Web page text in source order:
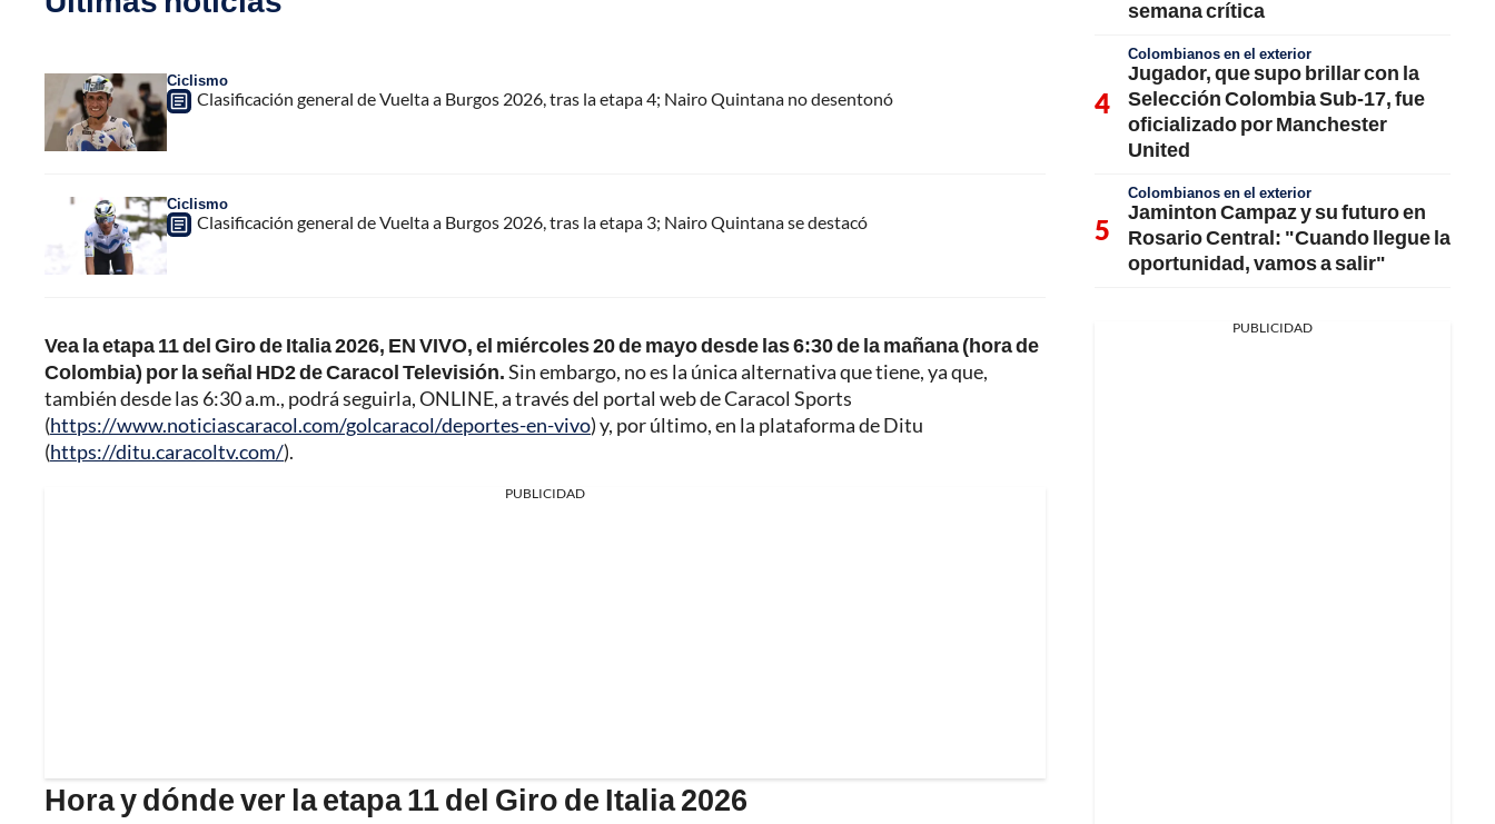
Ciclismo
Clasificación general de Vuelta a Burgos 2026, tras la etapa 4; Nairo Quintana no desentonó
Ciclismo
Clasificación general de Vuelta a Burgos 2026, tras la etapa 3; Nairo Quintana se destacó
Vea la etapa 11 del Giro de Italia 2026, EN VIVO, el miércoles 20 de mayo desde las 6:30 de la mañana (hora de
Colombia) por la señal HD2 de Caracol Televisión.Sin embargo, no es la única alternativa que tiene, ya que,
también desde las 6:30 a.m., podrá seguirla, ONLINE, a través del portal web de Caracol Sports
(https://www.noticiascaracol.com/golcaracol/deportes-en-vivo) y, por último, en la plataforma de Ditu
(https://ditu.caracoltv.com/).
PUBLICIDAD
Hora y dónde ver la etapa 11 del Giro de Italia 2026
semana crítica
Colombianos en el exterior
Jugador, que supo brillar con la
Selección Colombia Sub-17, fue
oficializado por Manchester
United
Colombianos en el exterior
Jaminton Campaz y su futuro en
Rosario Central: "Cuando llegue la
oportunidad, vamos a salir"
PUBLICIDAD